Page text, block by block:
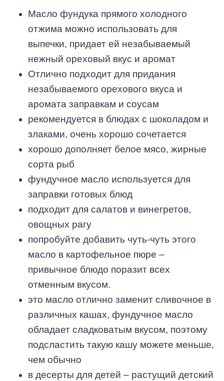
Масло фундука прямого холодного
отжима можно использовать для
выпечки, придает ей незабываемый
нежный ореховый вкус и аромат
Отлично подходит для придания
незабываемого орехового вкуса и
аромата заправкам и соусам
рекомендуется в блюдах с шоколадом и
злаками, очень хорошо сочетается
хорошо дополняет белое мясо, жирные
сорта рыб
фундучное масло используется для
заправки готовых блюд
подходит для салатов и винегретов,
овощных рагу
попробуйте добавить чуть-чуть этого
масло в картофельное пюре –
привычное блюдо поразит всех
отменным вкусом.
это масло отлично заменит сливочное в
различных кашах, фундучное масло
обладает сладковатым вкусом, поэтому
подсластить такую кашу можете меньше,
чем обычно
в десерты для детей – растущий детский